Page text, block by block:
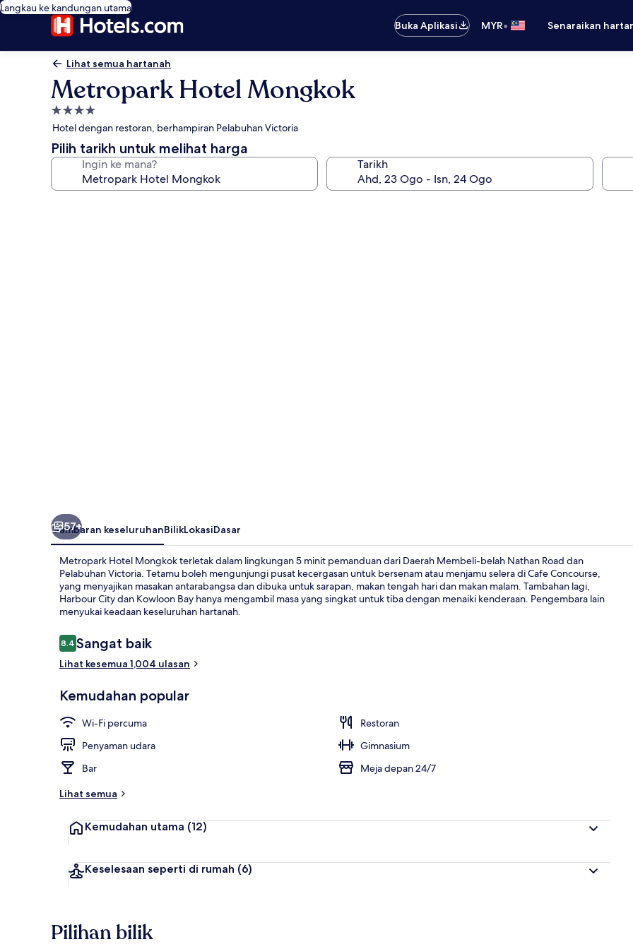
Langkau ke kandungan utama
Buka Aplikasi
MYR• Senaraikan
Lihat semua hartanah
Metropark Hotel Mongkok
Hartanah
4.0
bintang
Hotel dengan restoran, berhampiran Pelabuhan Victoria
Pilih tarikh untuk melihat harga
Ingin ke mana? Tarikh
Perincian
57+
Gambaran keseluruhanBilikLokasiDasar
Metropark Hotel Mongkok terletak dalam lingkungan 5 minit pemanduan dari Daerah Membeli-belah Nathan Road dan
Pelabuhan Victoria. Tetamu boleh mengunjungi pusat kecergasan untuk bersenam atau menjamu selera di Cafe Concourse,
yang menyajikan masakan antarabangsa dan dibuka untuk sarapan, makan tengah hari dan makan malam. Tambahan lagi,
Harbour City dan Kowloon Bay hanya mengambil masa yang singkat untuk tiba dengan menaiki kenderaan. Pengembara lain
menyukai keadaan keseluruhan hartanah.
Ulasan
8.48.4 daripada 10
Sangat baik
Lihat kesemua 1,004 ulasan
Kemudahan popular
Wi-Fi percuma
Restoran
Penyaman udara
Gimnasium
Bar
Meja depan 24/7
Lihat semua
Kemudahan utama (12)
Keselesaan seperti di rumah (6)
Pilihan bilik